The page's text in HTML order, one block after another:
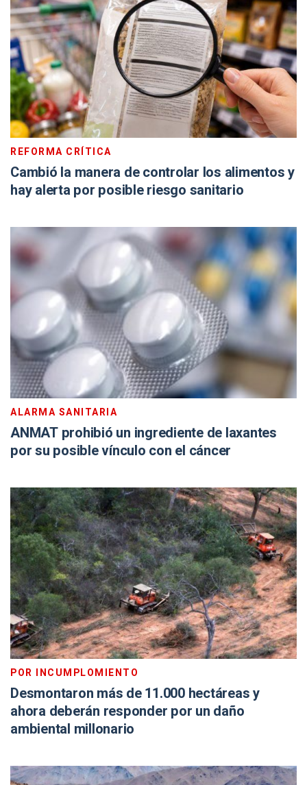
REFORMA CRÍTICA
Cambió la manera de controlar los alimentos y
hay alerta por posible riesgo sanitario
ALARMA SANITARIA
ANMAT prohibió un ingrediente de laxantes
por su posible vínculo con el cáncer
POR INCUMPLOMIENTO
Desmontaron más de 11.000 hectáreas y
ahora deberán responder por un daño
ambiental millonario